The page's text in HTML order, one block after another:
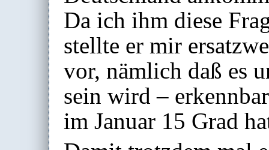
Da ich ihm diese
stellte er mir
vor, nämlich daß es
sein wird –
im Januar 15 Grad